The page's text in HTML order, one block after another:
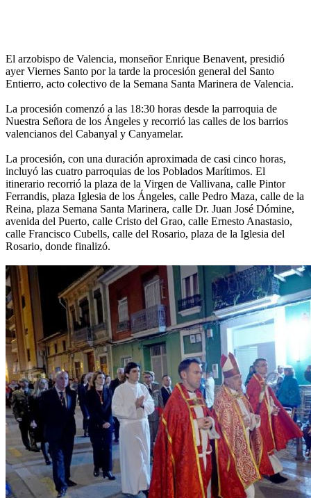
El arzobispo de Valencia, monseñor Enrique Benavent, presidió
ayer Viernes Santo por la tarde la procesión general del Santo
Entierro, acto colectivo de la Semana Santa Marinera de Valencia.
La procesión comenzó a las 18:30 horas desde la parroquia de
Nuestra Señora de los Ángeles y recorrió las calles de los barrios
valencianos del Cabanyal y Canyamelar.
La procesión, con una duración aproximada de casi cinco horas,
incluyó las cuatro parroquias de los Poblados Marítimos. El
itinerario recorrió la plaza de la Virgen de Vallivana, calle Pintor
Ferrandis, plaza Iglesia de los Ángeles, calle Pedro Maza, calle de la
Reina, plaza Semana Santa Marinera, calle Dr. Juan José Dómine,
avenida del Puerto, calle Cristo del Grao, calle Ernesto Anastasio,
calle Francisco Cubells, calle del Rosario, plaza de la Iglesia del
Rosario, donde finalizó.